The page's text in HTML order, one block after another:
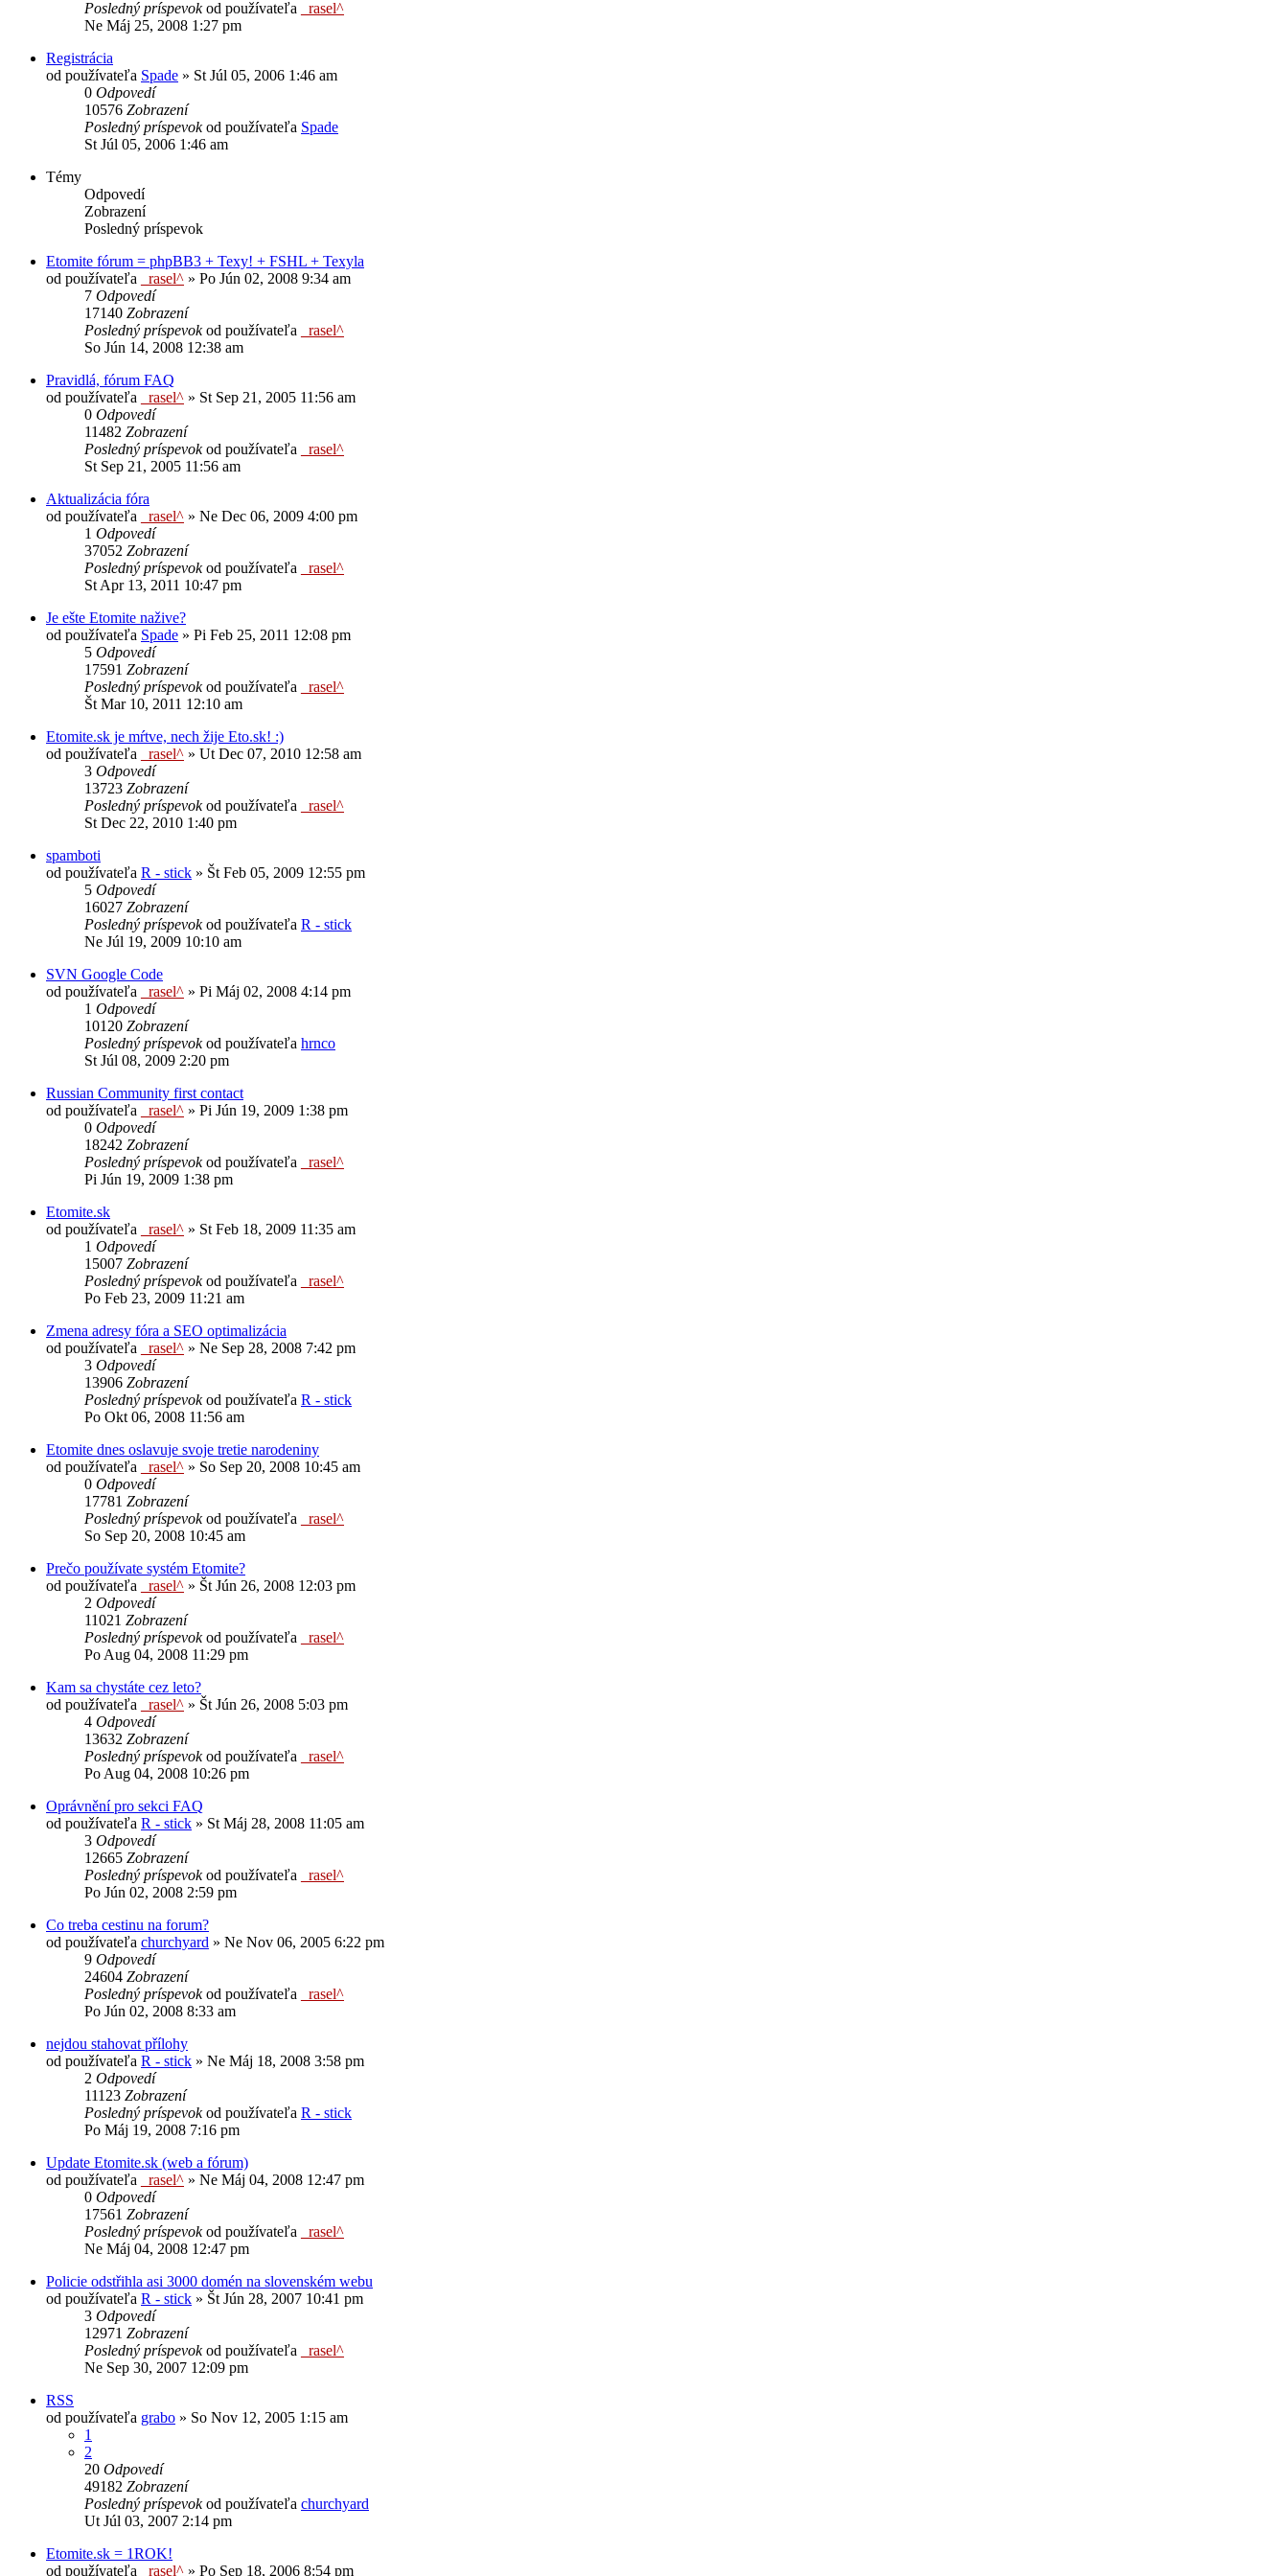
Posledný príspevokod používateľa
_rasel^
Ne Máj 25, 2008 1:27 pm
Registrácia
od používateľa Spade » St Júl 05, 2006 1:46 am
0 Odpovedí
10576 Zobrazení
Posledný príspevokod používateľa Spade
St Júl 05, 2006 1:46 am
Témy
Odpovedí
Zobrazení
Posledný príspevok
Etomite fórum = phpBB3 + Texy! + FSHL + Texyla
od používateľa
_rasel^ » Po Jún 02, 2008 9:34 am
7 Odpovedí
17140 Zobrazení
Posledný príspevokod používateľa
_rasel^
So Jún 14, 2008 12:38 am
Pravidlá, fórum FAQ
od používateľa
_rasel^ » St Sep 21, 2005 11:56 am
0 Odpovedí
11482 Zobrazení
Posledný príspevokod používateľa
_rasel^
St Sep 21, 2005 11:56 am
Aktualizácia fóra
od používateľa
_rasel^ » Ne Dec 06, 2009 4:00 pm
1 Odpovedí
37052 Zobrazení
Posledný príspevokod používateľa
_rasel^
St Apr 13, 2011 10:47 pm
Je ešte Etomite nažive?
od používateľa Spade » Pi Feb 25, 2011 12:08 pm
5 Odpovedí
17591 Zobrazení
Posledný príspevokod používateľa
_rasel^
Št Mar 10, 2011 12:10 am
Etomite.sk je mŕtve, nech žije Eto.sk! :)
od používateľa
_rasel^ » Ut Dec 07, 2010 12:58 am
3 Odpovedí
13723 Zobrazení
Posledný príspevokod používateľa
_rasel^
St Dec 22, 2010 1:40 pm
spamboti
od používateľa R - stick » Št Feb 05, 2009 12:55 pm
5 Odpovedí
16027 Zobrazení
Posledný príspevokod používateľa R - stick
Ne Júl 19, 2009 10:10 am
SVN Google Code
od používateľa
_rasel^ » Pi Máj 02, 2008 4:14 pm
1 Odpovedí
10120 Zobrazení
Posledný príspevokod používateľa hrnco
St Júl 08, 2009 2:20 pm
Russian Community first contact
od používateľa
_rasel^ » Pi Jún 19, 2009 1:38 pm
0 Odpovedí
18242 Zobrazení
Posledný príspevokod používateľa
_rasel^
Pi Jún 19, 2009 1:38 pm
Etomite.sk
od používateľa
_rasel^ » St Feb 18, 2009 11:35 am
1 Odpovedí
15007 Zobrazení
Posledný príspevokod používateľa
_rasel^
Po Feb 23, 2009 11:21 am
Zmena adresy fóra a SEO optimalizácia
od používateľa
_rasel^ » Ne Sep 28, 2008 7:42 pm
3 Odpovedí
13906 Zobrazení
Posledný príspevokod používateľa R - stick
Po Okt 06, 2008 11:56 am
Etomite dnes oslavuje svoje tretie narodeniny
od používateľa
_rasel^ » So Sep 20, 2008 10:45 am
0 Odpovedí
17781 Zobrazení
Posledný príspevokod používateľa
_rasel^
So Sep 20, 2008 10:45 am
Prečo používate systém Etomite?
od používateľa
_rasel^ » Št Jún 26, 2008 12:03 pm
2 Odpovedí
11021 Zobrazení
Posledný príspevokod používateľa
_rasel^
Po Aug 04, 2008 11:29 pm
Kam sa chystáte cez leto?
od používateľa
_rasel^ » Št Jún 26, 2008 5:03 pm
4 Odpovedí
13632 Zobrazení
Posledný príspevokod používateľa
_rasel^
Po Aug 04, 2008 10:26 pm
Oprávnění pro sekci FAQ
od používateľa R - stick » St Máj 28, 2008 11:05 am
3 Odpovedí
12665 Zobrazení
Posledný príspevokod používateľa
_rasel^
Po Jún 02, 2008 2:59 pm
Co treba cestinu na forum?
od používateľa churchyard » Ne Nov 06, 2005 6:22 pm
9 Odpovedí
24604 Zobrazení
Posledný príspevokod používateľa
_rasel^
Po Jún 02, 2008 8:33 am
nejdou stahovat přílohy
od používateľa R - stick » Ne Máj 18, 2008 3:58 pm
2 Odpovedí
11123 Zobrazení
Posledný príspevokod používateľa R - stick
Po Máj 19, 2008 7:16 pm
Update Etomite.sk (web a fórum)
od používateľa
_rasel^ » Ne Máj 04, 2008 12:47 pm
0 Odpovedí
17561 Zobrazení
Posledný príspevokod používateľa
_rasel^
Ne Máj 04, 2008 12:47 pm
Policie odstřihla asi 3000 domén na slovenském webu
od používateľa R - stick » Št Jún 28, 2007 10:41 pm
3 Odpovedí
12971 Zobrazení
Posledný príspevokod používateľa
_rasel^
Ne Sep 30, 2007 12:09 pm
RSS
od používateľa grabo » So Nov 12, 2005 1:15 am
1
2
20 Odpovedí
49182 Zobrazení
Posledný príspevokod používateľa churchyard
Ut Júl 03, 2007 2:14 pm
Etomite.sk = 1ROK!
od používateľa
_rasel^ » Po Sep 18, 2006 8:54 pm